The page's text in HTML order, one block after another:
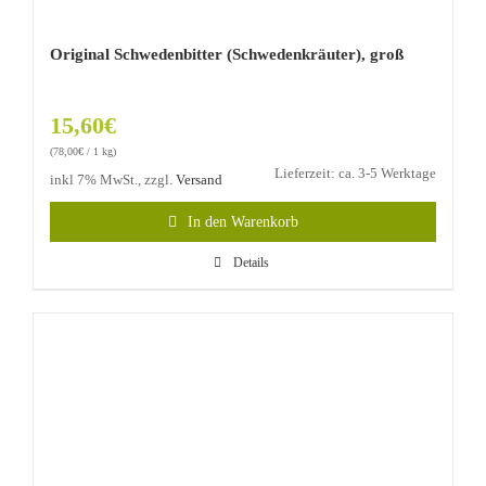
Original Schwedenbitter (Schwedenkräuter), groß
15,60€
(78,00€ / 1 kg)
inkl 7% MwSt., zzgl. Versand Lieferzeit: ca. 3-5 Werktage
In den Warenkorb
Details